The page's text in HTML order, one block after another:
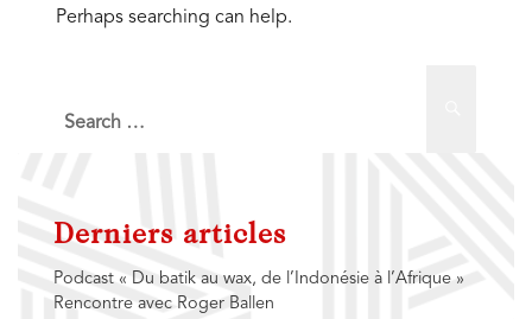
Perhaps searching can help.
Derniers articles
Podcast « Du batik au wax, de l’Indonésie à l’Afrique »
Rencontre avec Roger Ballen